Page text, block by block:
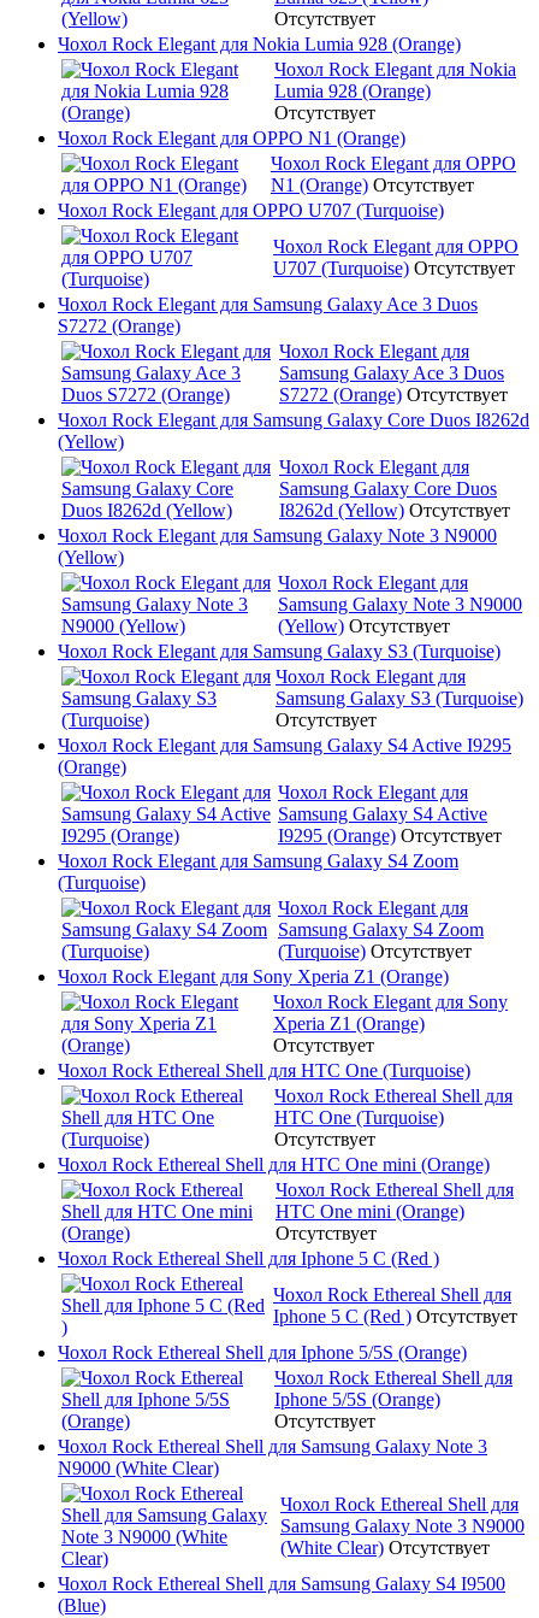
Отсутствует
Чохол Rock Elegant для Nokia Lumia 928 (Orange)
Чохол Rock Elegant для Nokia
Lumia 928 (Orange)
Отсутствует
Чохол Rock Elegant для OPPO N1 (Orange)
Чохол Rock Elegant для OPPO
N1 (Orange) Отсутствует
Чохол Rock Elegant для OPPO U707 (Turquoise)
Чохол Rock Elegant для OPPO
U707 (Turquoise) Отсутствует
Чохол Rock Elegant для Samsung Galaxy Ace 3 Duos
S7272 (Orange)
Чохол Rock Elegant для
Samsung Galaxy Ace 3 Duos
S7272 (Orange) Отсутствует
Чохол Rock Elegant для Samsung Galaxy Core Duos I8262d
(Yellow)
Чохол Rock Elegant для
Samsung Galaxy Core Duos
I8262d (Yellow) Отсутствует
Чохол Rock Elegant для Samsung Galaxy Note 3 N9000
(Yellow)
Чохол Rock Elegant для
Samsung Galaxy Note 3 N9000
(Yellow) Отсутствует
Чохол Rock Elegant для Samsung Galaxy S3 (Turquoise)
Чохол Rock Elegant для
Samsung Galaxy S3 (Turquoise)
Отсутствует
Чохол Rock Elegant для Samsung Galaxy S4 Active I9295
(Orange)
Чохол Rock Elegant для
Samsung Galaxy S4 Active
I9295 (Orange) Отсутствует
Чохол Rock Elegant для Samsung Galaxy S4 Zoom
(Turquoise)
Чохол Rock Elegant для
Samsung Galaxy S4 Zoom
(Turquoise) Отсутствует
Чохол Rock Elegant для Sony Xperia Z1 (Orange)
Чохол Rock Elegant для Sony
Xperia Z1 (Orange)
Отсутствует
Чохол Rock Ethereal Shell для HTC One (Turquoise)
Чохол Rock Ethereal Shell для
HTC One (Turquoise)
Отсутствует
Чохол Rock Ethereal Shell для HTC One mini (Orange)
Чохол Rock Ethereal Shell для
HTC One mini (Orange)
Отсутствует
Чохол Rock Ethereal Shell для Iphone 5 C (Red )
Чохол Rock Ethereal Shell для
Iphone 5 C (Red ) Отсутствует
Чохол Rock Ethereal Shell для Iphone 5/5S (Orange)
Чохол Rock Ethereal Shell для
Iphone 5/5S (Orange)
Отсутствует
Чохол Rock Ethereal Shell для Samsung Galaxy Note 3
N9000 (White Clear)
Чохол Rock Ethereal Shell для
Samsung Galaxy Note 3 N9000
(White Clear) Отсутствует
Чохол Rock Ethereal Shell для Samsung Galaxy S4 I9500
(Blue)